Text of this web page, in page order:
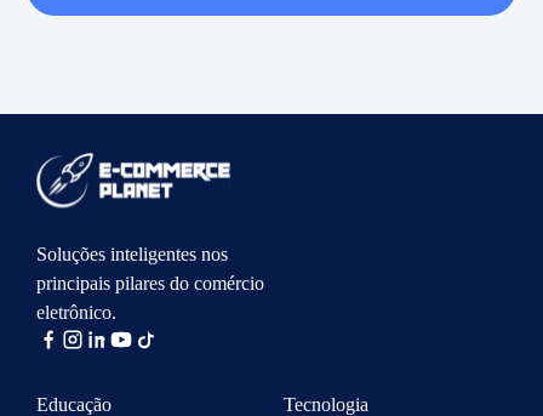
Soluções inteligentes nos
principais pilares do comércio
eletrônico.
Educação
Tecnologia